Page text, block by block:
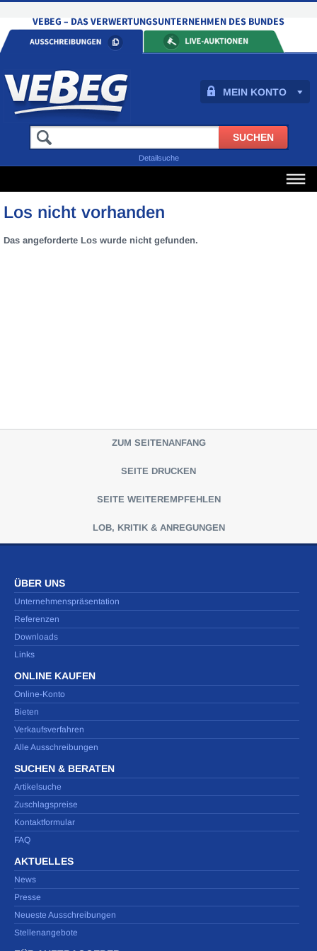
MEIN KONTO
Detailsuche
Los nicht vorhanden
Das angeforderte Los wurde nicht gefunden.
ZUM SEITENANFANG
SEITE DRUCKEN
SEITE WEITEREMPFEHLEN
LOB, KRITIK & ANREGUNGEN
ÜBER UNS
Unternehmenspräsentation
Referenzen
Downloads
Links
ONLINE KAUFEN
Online-Konto
Bieten
Verkaufsverfahren
Alle Ausschreibungen
SUCHEN & BERATEN
Artikelsuche
Zuschlagspreise
Kontaktformular
FAQ
AKTUELLES
News
Presse
Neueste Ausschreibungen
Stellenangebote